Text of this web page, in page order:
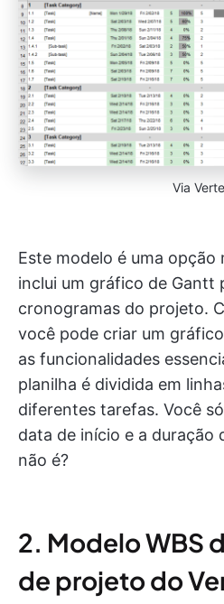
Via
Este modelo é uma opção
inclui um gráfico de Gantt
cronogramas do projeto.
você pode criar um
as funcionalidades
planilha é dividida em
diferentes tarefas. Você
data de início e a duração
não é?
2. Modelo WBS
de projeto do